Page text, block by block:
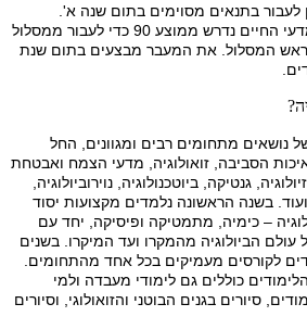
לעבור בתנאים מסוימים בתום שנה א'.
במסלולים המורחבים של מדעי החיים נדרש ממוצע 90 כדי לעבור ממסלול
המסלול. את המעבר מבצעים בתום שנת
של נושאים מתחומים רבים ומגוונים, החל
הסביבה, זואולוגיה, מדעי הצמח ואבטחת
גנטיקה, ביוטכנולוגיה, נוירוביולוגיה,
ועוד. בשנה הראשונה נלמדים מקצועות יסוד
– כימיה, מתמטיקה ופיסיקה, יחד עם
הביולוגיה מהמקרו ועד המיקרו. בשנים
לקורסים מעמיקים בכל אחד מהתחומים.
כוללים גם לימודי מעבדה ולמי
סיורים בגנים הבוטני והזואולוגי, וסיורים